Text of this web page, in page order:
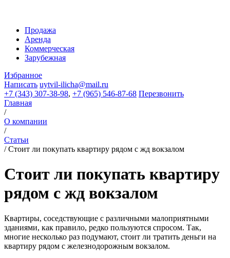
Продажа
Аренда
Коммерческая
Зарубежная
Избранное
Написать uytvil-ilicha@mail.ru
+7 (343) 307-38-98, +7 (965) 546-87-68 Перезвонить
Главная
/
О компании
/
Статьи
/Стоит ли покупать квартиру рядом с жд вокзалом
Стоит ли покупать квартиру
рядом с жд вокзалом
Квартиры, соседствующие с различными малоприятными
зданиями, как правило, редко пользуются спросом. Так,
многие несколько раз подумают, стоит ли тратить деньги на
квартиру рядом с железнодорожным вокзалом.